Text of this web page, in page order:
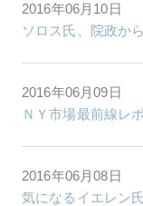
2016年06月10日
ソロス氏、院政か
2016年06月09日
ＮＹ市場最前線レ
2016年06月08日
気になるイエレン